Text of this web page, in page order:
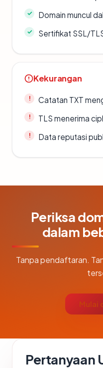
Domain muncul
Sertifikat SSL/
Kekurangan
Catatan TXT
TLS menerima
Data reputasi
Periksa
dalam
Tanpa pendaftaran.
Mulai
Pertanyaan